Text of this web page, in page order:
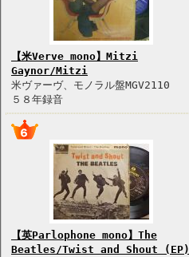
【米Verve mono】Mitzi
Gaynor/Mitzi
米ヴァーヴ、モノラル盤MGV2110
５８年録音
【英Parlophone mono】The
Beatles/Twist and Shout (EP)